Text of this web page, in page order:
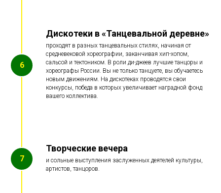
Дискотеки в «Танцевальной деревне»
проходят в разных танцевальных стилях, начиная от
средневековой хореографии, заканчивая хип-хопом,
сальсой и тектоником. В роли ди-джеев лучшие танцоры и
хореографы России. Вы не только танцуете, вы обучаетесь
новым движениям. На дискотеках проводятся свои
конкурсы, победа в которых увеличивает наградной фонд
вашего коллектива.
Творческие вечера
и сольные выступления заслуженных деятелей культуры,
артистов, танцоров.